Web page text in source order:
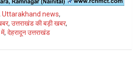
Uttarakhand news,
, उत्तराखंड की बड़ी खबर,
में, देहरादून उत्तराखंड